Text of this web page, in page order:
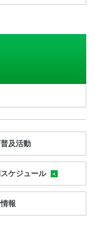
及活動
ケジュール
報